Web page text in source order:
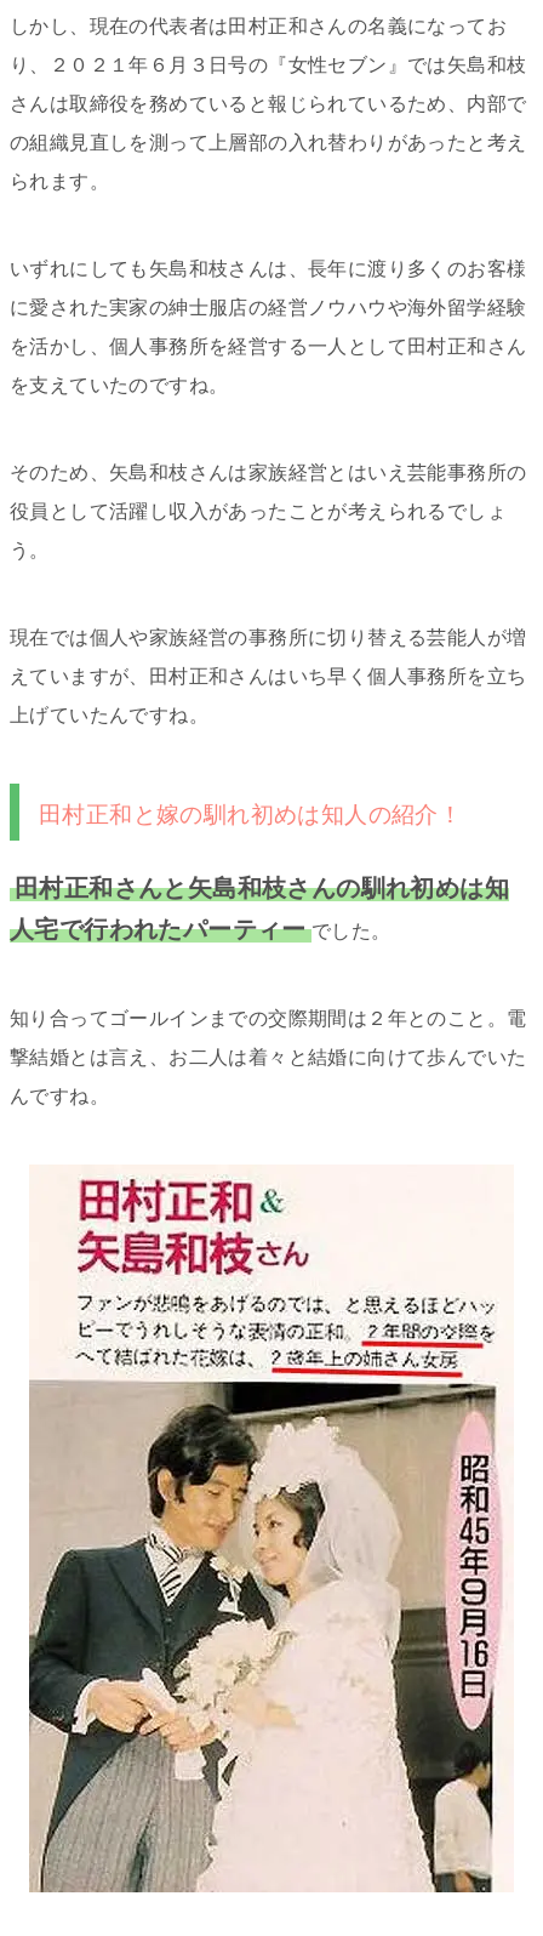
しかし、現在の代表者は田村正和さんの名義になってお
り、２０２１年６月３日号の『女性セブン』では矢島和枝
さんは取締役を務めていると報じられているため、内部で
の組織見直しを測って上層部の入れ替わりがあったと考え
られます。
いずれにしても矢島和枝さんは、長年に渡り多くのお客様
に愛された実家の紳士服店の経営ノウハウや海外留学経験
を活かし、個人事務所を経営する一人として田村正和さん
を支えていたのですね。
そのため、矢島和枝さんは家族経営とはいえ芸能事務所の
役員として活躍し収入があったことが考えられるでしょ
う。
現在では個人や家族経営の事務所に切り替える芸能人が増
えていますが、田村正和さんはいち早く個人事務所を立ち
上げていたんですね。
田村正和と嫁の馴れ初めは知人の紹介！
田村正和さんと矢島和枝さんの馴れ初めは知
人宅で行われたパーティー でした。
知り合ってゴールインまでの交際期間は２年とのこと。電
撃結婚とは言え、お二人は着々と結婚に向けて歩んでいた
んですね。